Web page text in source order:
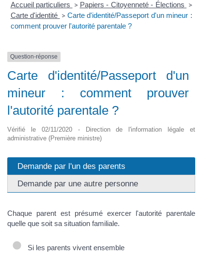
Accueil particuliers > Papiers - Citoyenneté - Élections >
Carte d'identité > Carte d'identité/Passeport d'un mineur :
comment prouver l'autorité parentale ?
Question-réponse
Carte d'identité/Passeport d'un
mineur : comment prouver
l'autorité parentale ?
Vérifié le 02/11/2020 - Direction de l'information légale et
administrative (Première ministre)
Demande par l'un des parents
Demande par une autre personne
Chaque parent est présumé exercer l'autorité parentale
quelle que soit sa situation familiale.
Si les parents vivent ensemble